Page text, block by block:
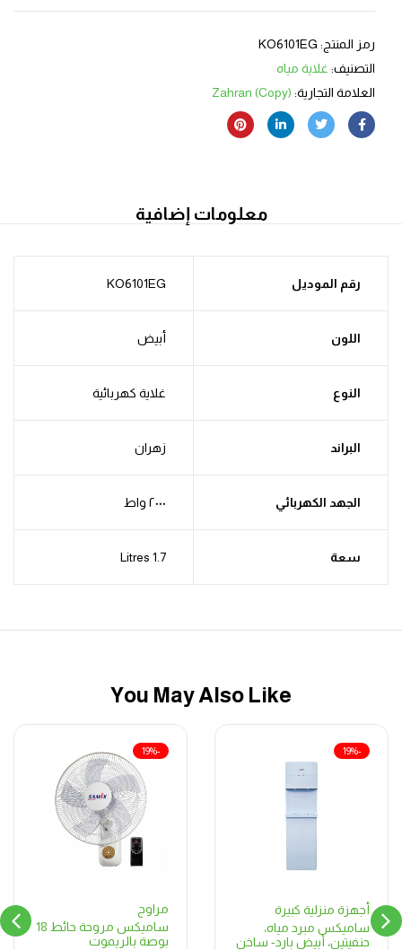
رمز المنتج: KO6101EG
التصنيف: غلاية مياه
العلامة التجارية: Zahran (Copy)
معلومات إضافية
رقم الموديل KO6101EG
اللون أبيض
النوع غلاية كهربائية
البراند زهران
الجهد الكهربائي ٢٠٠٠ واط
سعة 1.7 Litres
You May Also Like
أجهزة منزلية كبيرة
ساميكس مبرد مياه،
حنفيتين، أبيض بارد- ساخن
-19%
مراوح
ساميكس مروحة حائط 18
بوصة بالريموت
-19%